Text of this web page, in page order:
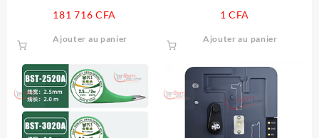
B1, mécanique, caméra HD de
haute qualité pour
l’entretient des téléphones
portables iPhone
181 716 CFA
Ajouter au panier
modèle 2024, bluetooth LED,
animation vidéo, bricolage
1 CFA
Ajouter au panier